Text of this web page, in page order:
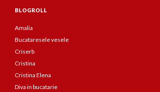
BLOGROLL
Amalia
Bucataresele vesele
Criserb
Cristina
Cristina Elena
Diva in bucatarie